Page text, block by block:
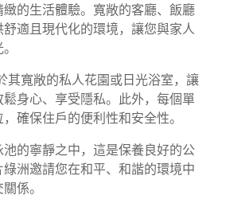
的生活體驗。寬敞的客廳、飯廳
適且現代化的環境，讓您與家人
其寬敞的私人花園或日光浴室，讓
身心、享受隱私。此外，每個單
確保住戶的便利性和安全性。
的寧靜之中，這是保養良好的公
洲邀請您在和平、和諧的環境中
係。